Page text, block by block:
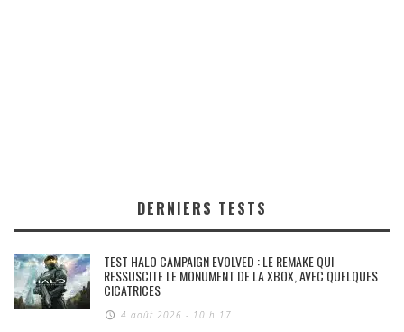
DERNIERS TESTS
TEST HALO CAMPAIGN EVOLVED : LE REMAKE QUI
RESSUSCITE LE MONUMENT DE LA XBOX, AVEC QUELQUES
CICATRICES
4 août 2026 - 10 h 17